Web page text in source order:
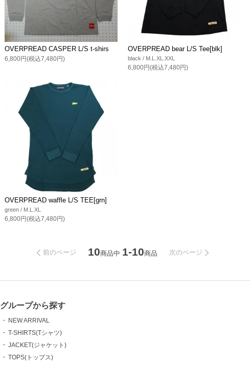
OVERPREAD CASPER L/S t-shirs
6,800円(税込7,480円)
OVERPREAD bear L/S Tee[blk]
black / M.L.XL.XXL
6,800円(税込7,480円)
OVERPREAD waffle L/S TEE[grn]
green / M.L.XL
6,800円(税込7,480円)
前のページ 10商品中 1-10商品 次のページ
グループから探す
NEW ARRIVAL
T-SHIRTS(Tシャツ)
JACKET(ジャケット)
TOPS(トップス)